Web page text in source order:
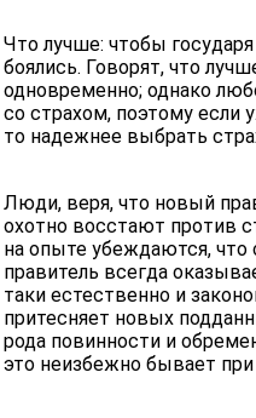
Что лучше: чтобы
боялись. Говорят, что
одновременно; однако
со страхом, поэтому если
то надежнее выбрать
Люди, веря, что новый
охотно восстают против
на опыте убеждаются, что
правитель всегда
таки естественно и
притесняет новых
рода повинности и
это неизбежно бывает при